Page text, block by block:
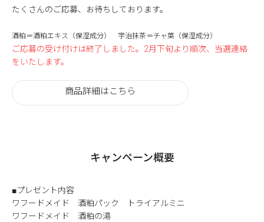
たくさんのご応募、お待ちしております。
酒粕＝酒粕エキス（保湿成分） 宇治抹茶＝チャ葉（保湿成分）
ご応募の受け付けは終了しました。2月下旬より順次、当選連絡
をいたします。
商品詳細はこちら
キャンペーン概要
■プレゼント内容
ワフードメイド 酒粕パック トライアルミニ
ワフードメイド 酒粕の湯